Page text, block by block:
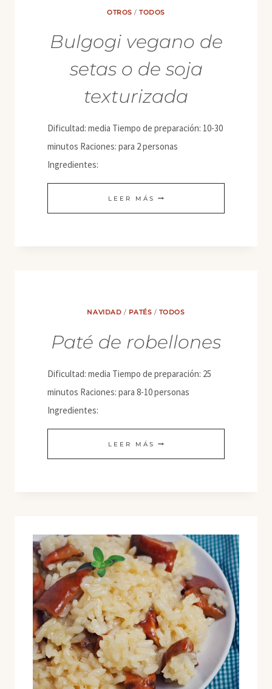
OTROS /TODOS
Bulgogi vegano de
setas o de soja
texturizada
Dificultad: media Tiempo de preparación: 10-30
minutos Raciones: para 2 personas
Ingredientes:
LEER MÁS BULGOGI
VEGANO
NAVIDAD / PATÉS / TODOS
Paté de robellones
Dificultad: media Tiempo de preparación: 25
minutos Raciones: para 8-10 personas
Ingredientes:
LEER MÁS PATÉ
DE